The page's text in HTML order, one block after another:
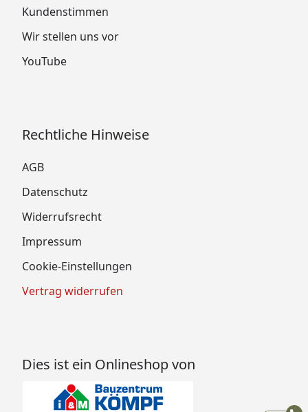
Kundenstimmen
Wir stellen uns vor
YouTube
Rechtliche Hinweise
AGB
Datenschutz
Widerrufsrecht
Impressum
Cookie-Einstellungen
Vertrag widerrufen
Dies ist ein Onlineshop von